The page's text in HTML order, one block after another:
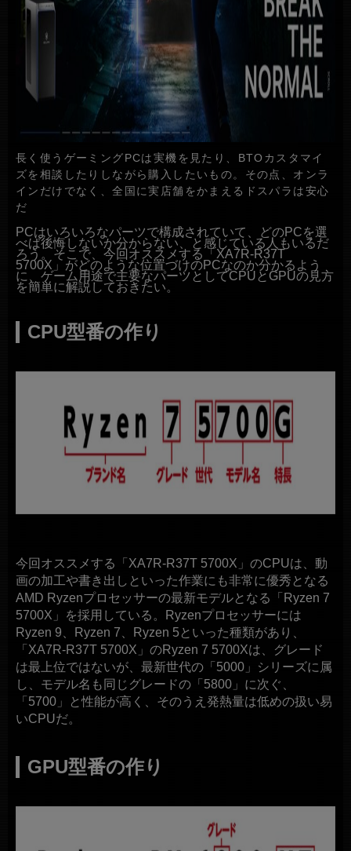
長く使うゲーミングPCは実機を見たり、BTOカスタマイ
ズを相談したりしながら購入したいもの。その点、オンラ
インだけでなく、全国に実店舗をかまえるドスパラは安心
だ
PCはいろいろなパーツで構成されていて、どのPCを選
べば後悔しないか分からない、と感じている人もいるだ
ろう。そこで、今回オススメする「XA7R-R37T
5700X」がどのような位置づけのPCなのか分かるよう
に、ゲーム用途で主要なパーツとしてCPUとGPUの見方
を簡単に解説しておきたい。
CPU型番の作り
今回オススメする「XA7R-R37T 5700X」のCPUは、動
画の加工や書き出しといった作業にも非常に優秀となる
AMD Ryzenプロセッサーの最新モデルとなる「Ryzen 7
5700X」を採用している。Ryzenプロセッサーには
Ryzen 9、Ryzen 7、Ryzen 5といった種類があり、
「XA7R-R37T 5700X」のRyzen 7 5700Xは、グレード
は最上位ではないが、最新世代の「5000」シリーズに属
し、モデル名も同じグレードの「5800」に次ぐ、
「5700」と性能が高く、そのうえ発熱量は低めの扱い易
いCPUだ。
GPU型番の作り